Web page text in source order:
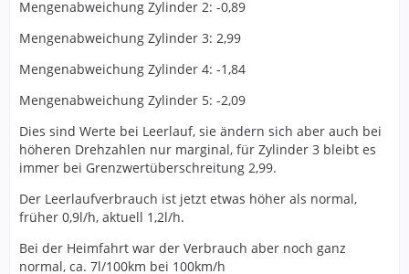
Mengenabweichung Zylinder 2: -0,89
Mengenabweichung Zylinder 3: 2,99
Mengenabweichung Zylinder 4: -1,84
Mengenabweichung Zylinder 5: -2,09
Dies sind Werte bei Leerlauf, sie ändern sich aber auch bei
höheren Drehzahlen nur marginal, für Zylinder 3 bleibt es
immer bei Grenzwertüberschreitung 2,99.
Der Leerlaufverbrauch ist jetzt etwas höher als normal,
früher 0,9l/h, aktuell 1,2l/h.
Bei der Heimfahrt war der Verbrauch aber noch ganz
normal, ca. 7l/100km bei 100km/h